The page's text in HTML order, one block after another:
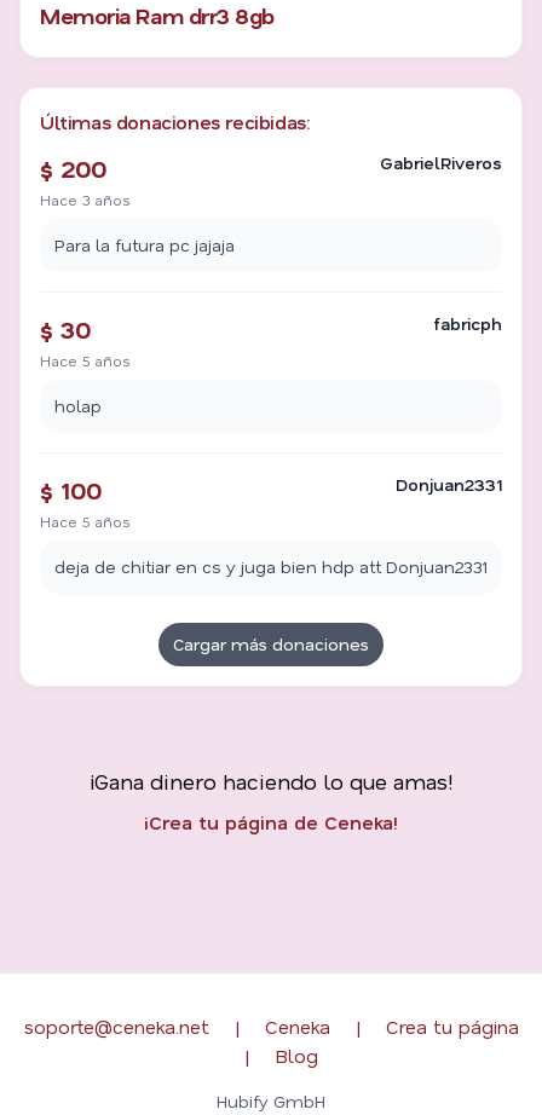
Memoria Ram drr3 8gb
Últimas donaciones recibidas:
$ 200
Hace 3 años
GabrielRiveros
Para la futura pc jajaja
$ 30
Hace 5 años
fabricph
holap
$ 100
Hace 5 años
Donjuan2331
deja de chitiar en cs y juga bien hdp att Donjuan2331
Cargar más donaciones
¡Gana dinero haciendo lo que amas!
¡Crea tu página de Ceneka!
soporte@ceneka.net | Ceneka |
Crea tu página
|
Blog
Hubify GmbH